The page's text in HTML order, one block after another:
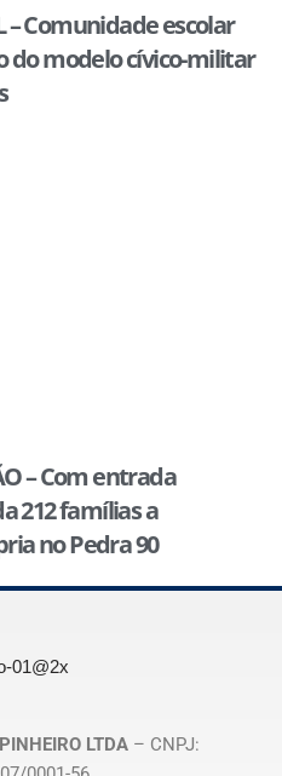
– Comunidade escolar
do modelo cívico-militar
– Com entrada
212 famílias a
no Pedra 90
LTDA– CNPJ: